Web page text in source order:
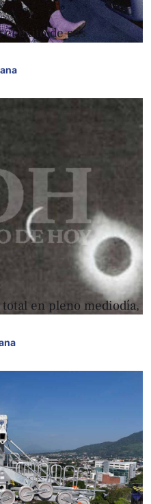
el éxito de sus
en pleno mediodía,